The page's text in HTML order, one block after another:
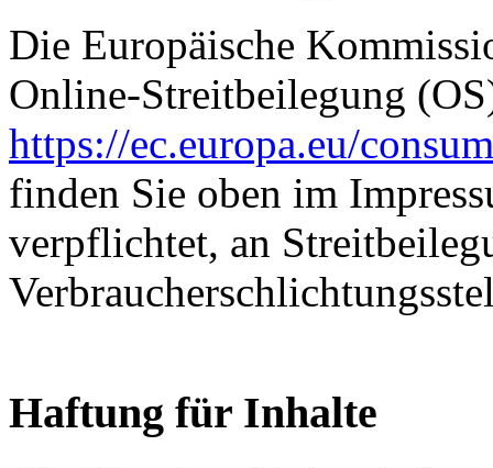
Die Europäische
Online-Streitbeilegung
https://ec.europa.eu/
finden Sie oben im
verpflichtet, an
Haftung für Inhalte